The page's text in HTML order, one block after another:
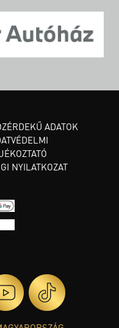
ADATOK
NYILATKOZAT